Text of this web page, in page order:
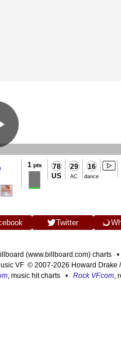
1 pts 78
US
29
AC
16
dance
Twitter
(www.billboard.com) charts
VF © 2007-2026 Howard Drake
, music hit charts • Rock VF.com,